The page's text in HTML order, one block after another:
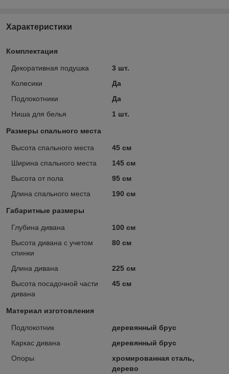
Характеристики
Комплектация
Декоративная подушка
3 шт.
Колесики
Да
Подлокотники
Да
Ниша для белья
1 шт.
Размеры спального места
Высота спального места
45 см
Ширина спального места
145 см
Высота от пола
95 см
Длина спального места
190 см
Габаритные размеры
Глубина дивана
100 см
Высота дивана с учетом
спинки
80 см
Длина дивана
225 см
Высота посадочной части
дивана
45 см
Материал изготовления
Подлокотник
деревянный брус
Каркас дивана
деревянный брус
Опоры
хромированная сталь,
дерево